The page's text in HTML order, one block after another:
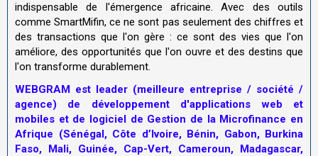
indispensable de l'émergence africaine. Avec des outils
comme SmartMifin, ce ne sont pas seulement des chiffres et
des transactions que l'on gère : ce sont des vies que l'on
améliore, des opportunités que l'on ouvre et des destins que
l'on transforme durablement.
WEBGRAM est leader (meilleure entreprise / société /
agence) de développement d'applications web et
mobiles et de logiciel de Gestion de la Microfinance en
Afrique (Sénégal, Côte d’Ivoire, Bénin, Gabon, Burkina
Faso, Mali, Guinée, Cap-Vert, Cameroun, Madagascar,